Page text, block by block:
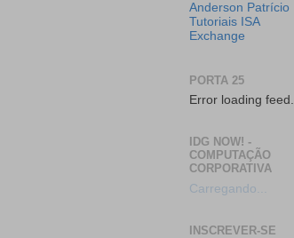
Anderson Patrício
Tutoriais ISA
Exchange
PORTA 25
Error loading feed.
IDG NOW! -
COMPUTAÇÃO
CORPORATIVA
Carregando...
INSCREVER-SE